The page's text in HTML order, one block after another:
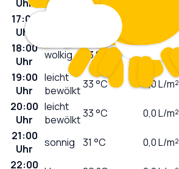
Uhr bewölkt
17:00
Uhr
18:00
Uhr
wolkig 33°C 0,0 L/m²
19:00
Uhr
leicht
bewölkt33°C 0,0L/m²
20:00
Uhr
leicht
bewölkt33°C 0,0L/m²
21:00
Uhr
sonnig 31 °C 0,0L/m²
22:00